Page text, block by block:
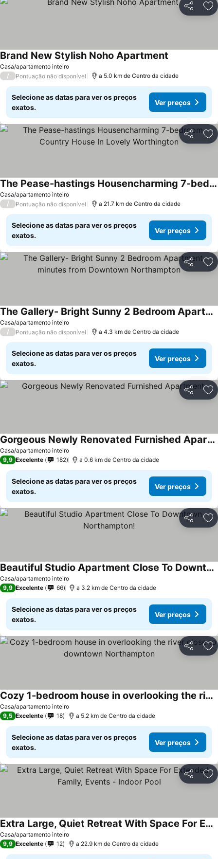
Partilhar
Casa/apartamento inteiro
Brand New Stylish Noho Apartment
/ Pontuação não disponível a 5.0 km de Centro da cidade
Selecione as datas para ver os preços
exatos.
Ver preços
Partilhar
Casa/apartamento inteiro
The Pease-hastings Housencharming 7-bedroom Country House In Lovely Worthington
Ver preços
/ Pontuação não disponível a 21.7 km de Centro da cidade
Selecione as datas para ver os preços
exatos.
Ver preços
Partilhar
Casa/apartamento inteiro
The Gallery- Bright Sunny 2 Bedroom Apartment minutes from Downtown Northampton
Ver preços
/ Pontuação não disponível a 4.3 km de Centro da cidade
Selecione as datas para ver os preços
exatos.
Ver preços
Partilhar
Casa/apartamento inteiro
Gorgeous Newly Renovated Furnished Apartment
Ver preços
9,9 Excelente 182 a 0.6 km de Centro da cidade
Selecione as datas para ver os preços
exatos.
Ver preços
Partilhar
Casa/apartamento inteiro
Beautiful Studio Apartment Close To Downtown Northampton!
Ver preços
9,9 Excelente 66 a 3.2 km de Centro da cidade
Selecione as datas para ver os preços
exatos.
Ver preços
Partilhar
Casa/apartamento inteiro
Cozy 1-bedroom house in overlooking the river close to downtown Northampton
Ver preços
9,5 Excelente 18 a 5.2 km de Centro da cidade
Selecione as datas para ver os preços
exatos.
Ver preços
Partilhar
Casa/apartamento inteiro
Extra Large, Quiet Retreat With Space For Extended Family, Events - Indoor Pool
Ver preços
9,9 Excelente 12 a 22.9 km de Centro da cidade